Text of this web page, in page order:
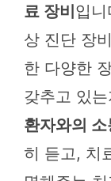
료 장비입
상 진단 장
한 다양한
갖추고 있
환자와의 소
히 듣고, 치